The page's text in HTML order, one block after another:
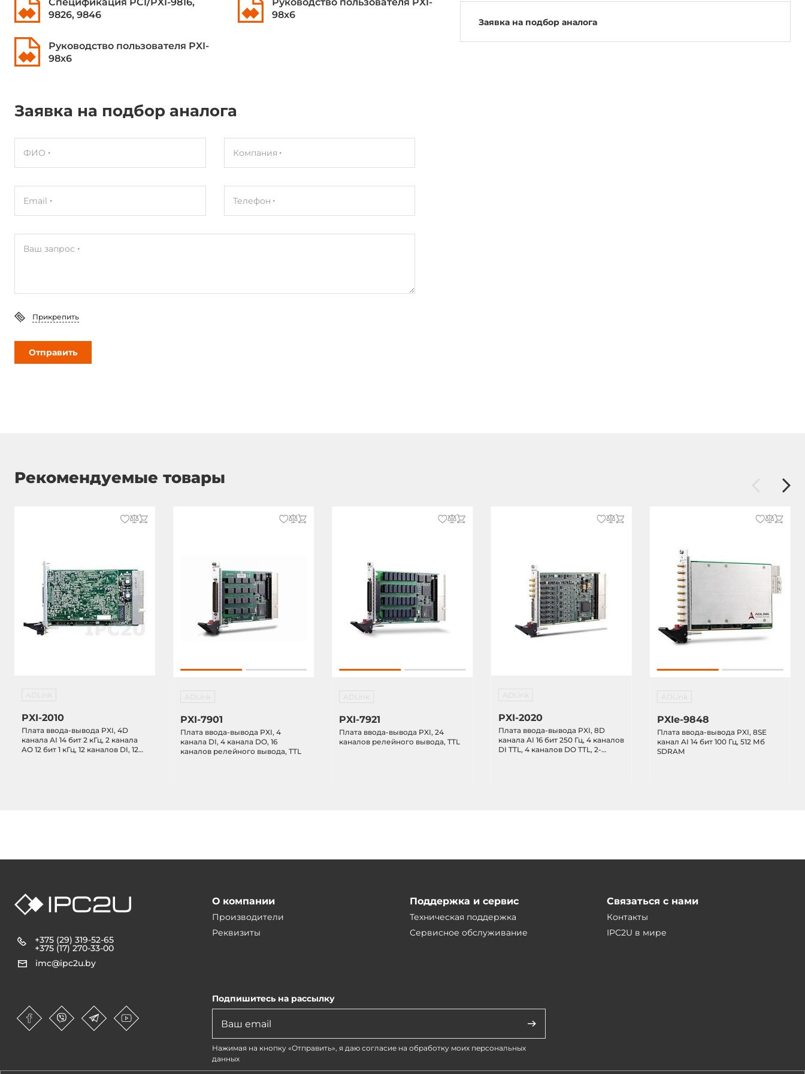
9826, 9846
98x6
Руководство пользователя PXI-
98x6
Заявка на подбор аналога
ФИО Компания
Email Телефон
Ваш запрос
Прикрепить
Отправить
Заявка на подбор аналога
Рекомендуемые товары
PXI-2010
Плата ввода-вывода PXI, 4D
канала AI 14 бит 2 кГц, 2 канала
AO 12 бит 1 кГц, 12 каналов DI, 12
PXI-7901
Плата ввода-вывода PXI, 4
канала DI, 4 канала DO, 16
каналов релейного вывода, TTL
PXI-7921
Плата ввода-вывода PXI, 24
каналов релейного вывода, TTL
PXI-2020
Плата ввода-вывода PXI, 8D
канала AI 16 бит 250 Гц, 4 каналов
DI TTL, 4 каналов DO TTL, 2-
PXIe-9848
Плата ввода-вывода PXI, 8SE
канал AI 14 бит 100 Гц, 512 Мб
SDRAM
+375 (29) 319-52-65
+375 (17) 270-33-00
imc@ipc2u.by
О компании
Производители
Реквизиты
Поддержка и сервис
Техническая поддержка
Сервисное обслуживание
Связаться с нами
Контакты
IPC2U в мире
Подпишитесь на рассылку
Нажимая на кнопку «Отправить», я даю согласие на обработку моих персональных
данных